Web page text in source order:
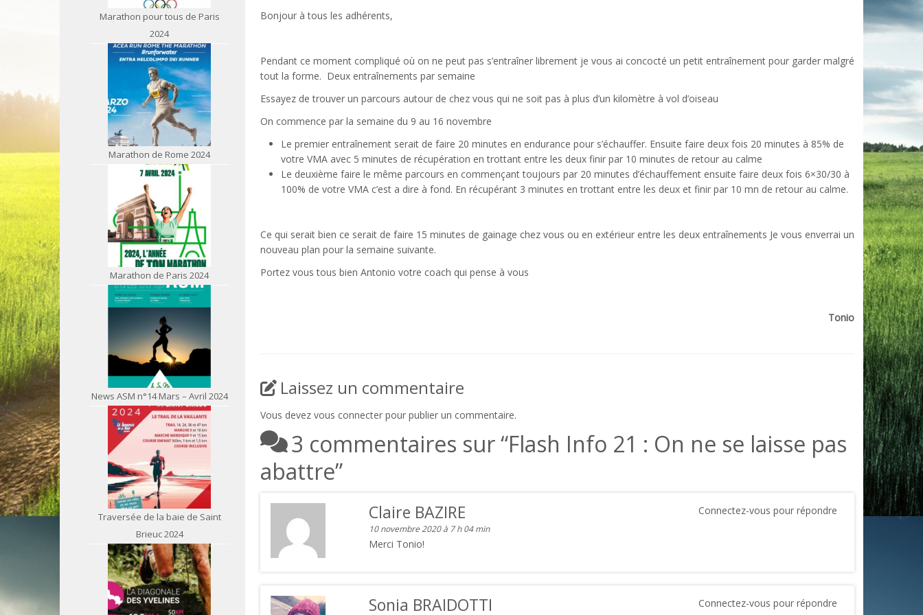
Marathon pour tous de Paris
2024
Marathon de Rome 2024
Marathon de Paris 2024
News ASM n°14 Mars – Avril 2024
Traversée de la baie de Saint
Brieuc 2024
Bonjour à tous les adhérents,
Pendant ce moment compliqué où on ne peut pas s’entraîner librement je vous ai concocté un petit entraînement pour garder malgré
tout la forme. Deux entraînements par semaine
Essayez de trouver un parcours autour de chez vous qui ne soit pas à plus d’un kilomètre à vol d’oiseau
On commence par la semaine du 9 au 16 novembre
Le premier entraînement serait de faire 20 minutes en endurance pour s’échauffer. Ensuite faire deux fois 20 minutes à 85% de
votre VMA avec 5 minutes de récupération en trottant entre les deux finir par 10 minutes de retour au calme
Le deuxième faire le même parcours en commençant toujours par 20 minutes d’échauffement ensuite faire deux fois 6×30/30 à
100% de votre VMA c’est a dire à fond. En récupérant 3 minutes en trottant entre les deux et finir par 10 mn de retour au calme.
Ce qui serait bien ce serait de faire 15 minutes de gainage chez vous ou en extérieur entre les deux entraînements Je vous enverrai un
nouveau plan pour la semaine suivante.
Portez vous tous bien Antonio votre coach qui pense à vous
Tonio
Laissez un commentaire
Vous devez vous connecter pour publier un commentaire.
3 commentaires sur “Flash Info 21 : On ne se laisse pas
abattre”
Connectez-vous pour répondre
Claire BAZIRE
10 novembre 2020 à 7 h 04 min
Merci Tonio!
Connectez-vous pour répondre
Sonia BRAIDOTTI